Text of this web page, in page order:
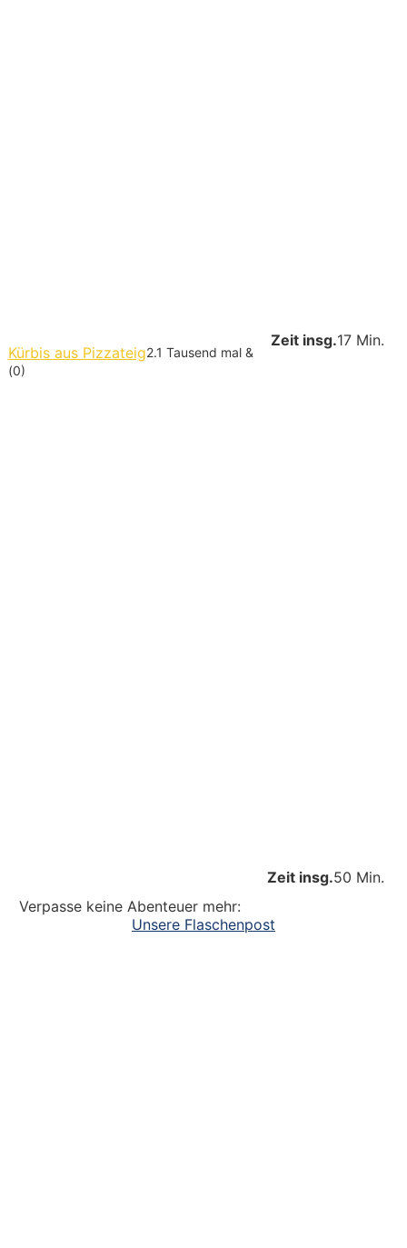
Zeit insg.17 Min.
Kürbis aus Pizzateig2.1 Tausend mal &
(0)
Zeit insg.50 Min.
Verpasse keine Abenteuer mehr:
Unsere Flaschenpost